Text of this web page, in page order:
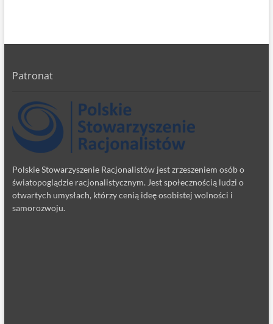
Patronat
Polskie Stowarzyszenie Racjonalistów jest zrzeszeniem osób o
światopoglądzie racjonalistycznym. Jest społecznością ludzi o
otwartych umysłach, którzy cenią ideę osobistej wolności i
samorozwoju.